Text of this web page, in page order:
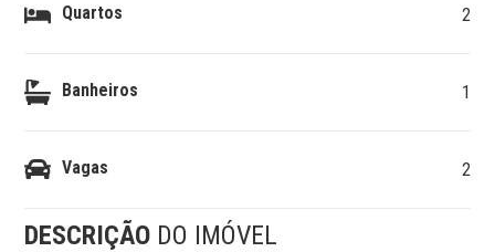
Quartos 2
Banheiros 1
Vagas 2
DESCRIÇÃO DO IMÓVEL